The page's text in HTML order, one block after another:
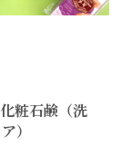
粧石鹸（洗
）